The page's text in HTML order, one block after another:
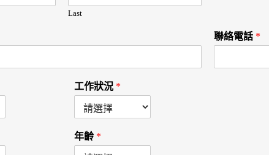
Last
聯絡電話 *
工作狀況 *
年齡 *